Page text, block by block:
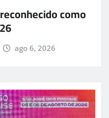
como
ago 6, 2026